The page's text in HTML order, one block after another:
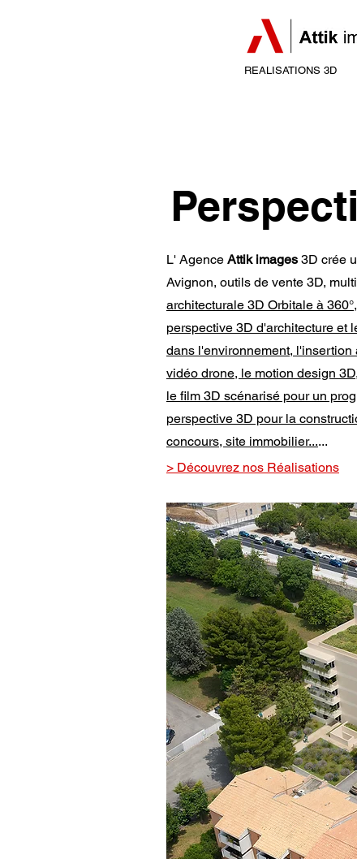
REALISATIONS 3D
L' Agence Attik images 3D crée
Avignon, outils de vente 3D,
architecturale 3D Orbitale à 360°,
perspective 3D d'architecture et
dans l'environnement, l'insertion
vidéo drone, le motion design
le film 3D scénarisé pour un
perspective 3D pour la
concours, site immobilier......
> Découvrez nos Réalisations